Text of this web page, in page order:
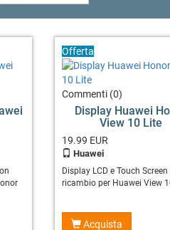
Offerta
Commenti (0)
Display Huawei
View 10 Lite
19.99 EUR
Huawei
Display LCD e Touch Screen
ricambio per Huawei View
Acquista